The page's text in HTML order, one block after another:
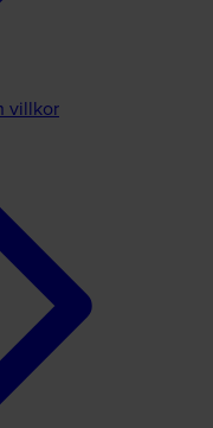
villkor